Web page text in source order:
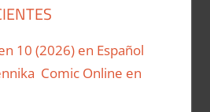
10 (2026) en Español
Comic Online en